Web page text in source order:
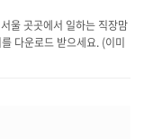
울 곳곳에서 일하는 직장맘
다운로드 받으세요. (이미